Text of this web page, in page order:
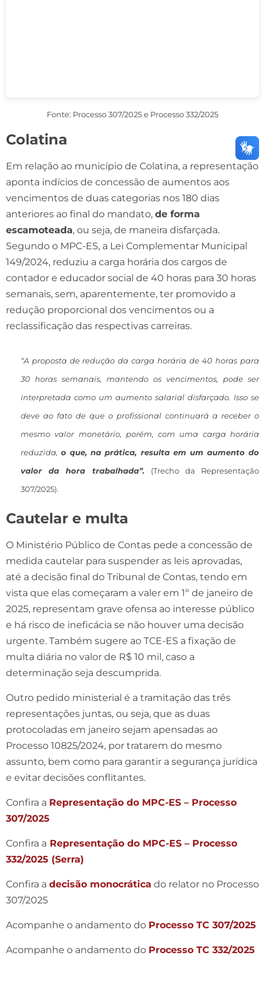
Fonte: Processo 307/2025 e Processo 332/2025
Colatina
Em relação ao município de Colatina, a representação
aponta indícios de concessão de aumentos aos
vencimentos de duas categorias nos 180 dias
anteriores ao final do mandato, de forma
escamoteada, ou seja, de maneira disfarçada.
Segundo o MPC-ES, a Lei Complementar Municipal
149/2024, reduziu a carga horária dos cargos de
contador e educador social de 40 horas para 30 horas
semanais, sem, aparentemente, ter promovido a
redução proporcional dos vencimentos ou a
reclassificação das respectivas carreiras.
“A proposta de redução da carga horária de 40 horas para
30 horas semanais, mantendo os vencimentos, pode ser
interpretada como um aumento salarial disfarçado. Isso se
deve ao fato de que o profissional continuará a receber o
mesmo valor monetário, porém, com uma carga horária
reduzida,o que, na prática, resulta em um aumento do
valor da hora trabalhada”. (Trecho da Representação
307/2025).
Cautelar e multa
O Ministério Público de Contas pede a concessão de
medida cautelar para suspender as leis aprovadas,
até a decisão final do Tribunal de Contas, tendo em
vista que elas começaram a valer em 1º de janeiro de
2025, representam grave ofensa ao interesse público
e há risco de ineficácia se não houver uma decisão
urgente. Também sugere ao TCE-ES a fixação de
multa diária no valor de R$ 10 mil, caso a
determinação seja descumprida.
Outro pedido ministerial é a tramitação das três
representações juntas, ou seja, que as duas
protocoladas em janeiro sejam apensadas ao
Processo 10825/2024, por tratarem do mesmo
assunto, bem como para garantir a segurança jurídica
e evitar decisões conflitantes.
Confira a Representação do MPC-ES – Processo
307/2025
Confira a Representação do MPC-ES – Processo
332/2025 (Serra)
Confira a decisão monocrática do relator no Processo
307/2025
Acompanhe o andamento do Processo TC 307/2025
Acompanhe o andamento do Processo TC 332/2025